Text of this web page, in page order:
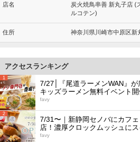
店名
炭火焼鳥串善 新丸子店 (
ルコテン)
住所 神奈川県川崎市中原区新
アクセスランキング
1
7/27│『尾道ラーメンWAN』が
キッズラーメン無料イベント
favy
2
7/31〜｜新静岡セノバにカフ
店！濃厚クロックムッシュに
favy